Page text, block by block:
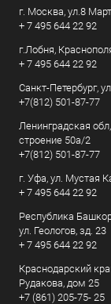
г. Москва, ул.8
+ 7 495 644 22 92
г.Лобня,
+ 7 495 644 22 92
Санкт-Петербург,
+7(812) 501-87-77
Ленинградская
строение 50а/2
+7(812) 501-87-77
г. Уфа, ул. Мустая
+ 7 495 644 22 92
Республика
ул. Геологов, зд. 23
+ 7 495 644 22 92
Краснодарский
Рудакова, дом 25
+7 (861) 205-75- 25